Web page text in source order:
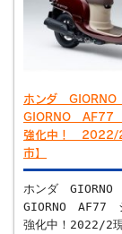
ホンダ
GIORNO AF77
強化中！ 2022/
市】
ホンダ
GIORNO AF77
強化中！2022/2現